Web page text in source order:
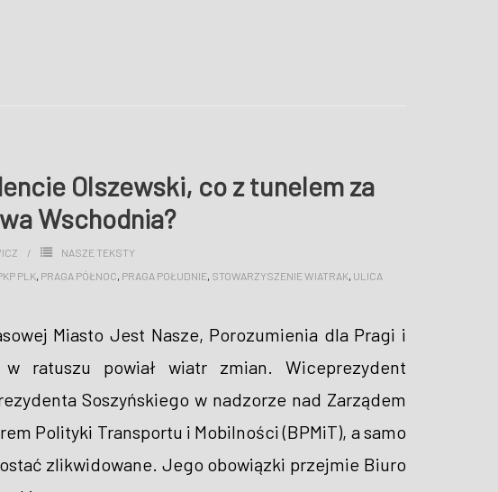
Olszewski, co z tunelem za
Wschodnia?
NASZE TEKSTY
PLK, PRAGA PÓŁNOC, PRAGA POŁUDNIE, STOWARZYSZENIE WIATRAK, ULICA
Miasto Jest Nasze, Porozumienia dla Pragi i
w ratuszu powiał wiatr zmian. Wiceprezydent
Soszyńskiego w nadzorze nad Zarządem
Polityki Transportu i Mobilności (BPMiT), a samo
zlikwidowane. Jego obowiązki przejmie Biuro